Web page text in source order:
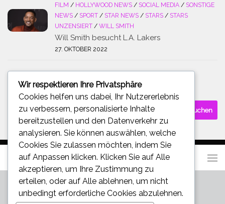
FILM / HOLLYWOOD NEWS / SOCIAL MEDIA / SONSTIGE
NEWS / SPORT / STAR NEWS / STARS / STARS
UNZENSIERT / WILL SMITH
Will Smith besucht L.A. Lakers
27. OKTOBER 2022
Suchen
nach:
Wir respektieren Ihre Privatsphäre
Cookies helfen uns dabei, Ihr Nutzererlebnis
zu verbessern, personalisierte Inhalte
bereitzustellen und den Datenverkehr zu
analysieren. Sie können auswählen, welche
Cookies Sie zulassen möchten, indem Sie
auf Anpassen klicken. Klicken Sie auf Alle
akzeptieren , um Ihre Zustimmung zu
erteilen, oder auf Alle ablehnen , um nicht
unbedingt erforderliche Cookies abzulehnen.